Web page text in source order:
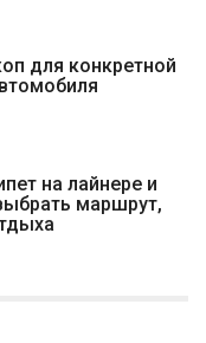
для конкретной
на лайнере и
маршрут,